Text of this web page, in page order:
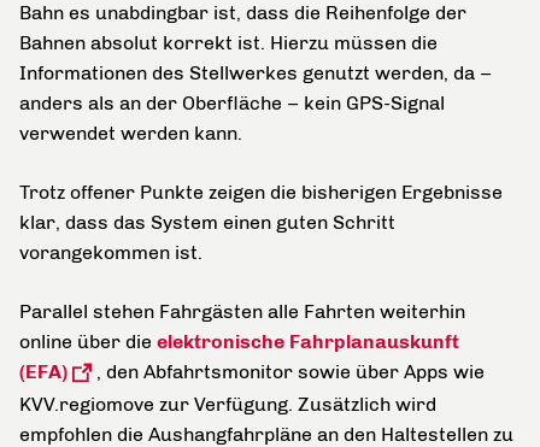
Bahn es unabdingbar ist, dass die Reihenfolge der
Bahnen absolut korrekt ist. Hierzu müssen die
Informationen des Stellwerkes genutzt werden, da –
anders als an der Oberfläche – kein GPS-Signal
verwendet werden kann.
Trotz offener Punkte zeigen die bisherigen Ergebnisse
klar, dass das System einen guten Schritt
vorangekommen ist.
Parallel stehen Fahrgästen alle Fahrten weiterhin
online über die elektronische Fahrplanauskunft
(EFA)
, den Abfahrtsmonitor sowie über Apps wie
KVV.regiomove zur Verfügung. Zusätzlich wird
empfohlen die Aushangfahrpläne an den Haltestellen zu